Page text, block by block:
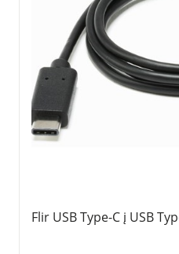
Flir USB Type-C į USB